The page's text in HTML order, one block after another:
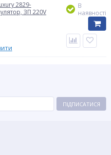
2829-
ЗП 220V
В
наявності
ПІДПИСАТИСЯ